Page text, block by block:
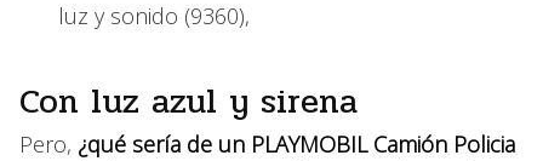
luz y sonido (9360),
Con luz azul y sirena
Pero, ¿qué sería de un PLAYMOBIL Camión Policia